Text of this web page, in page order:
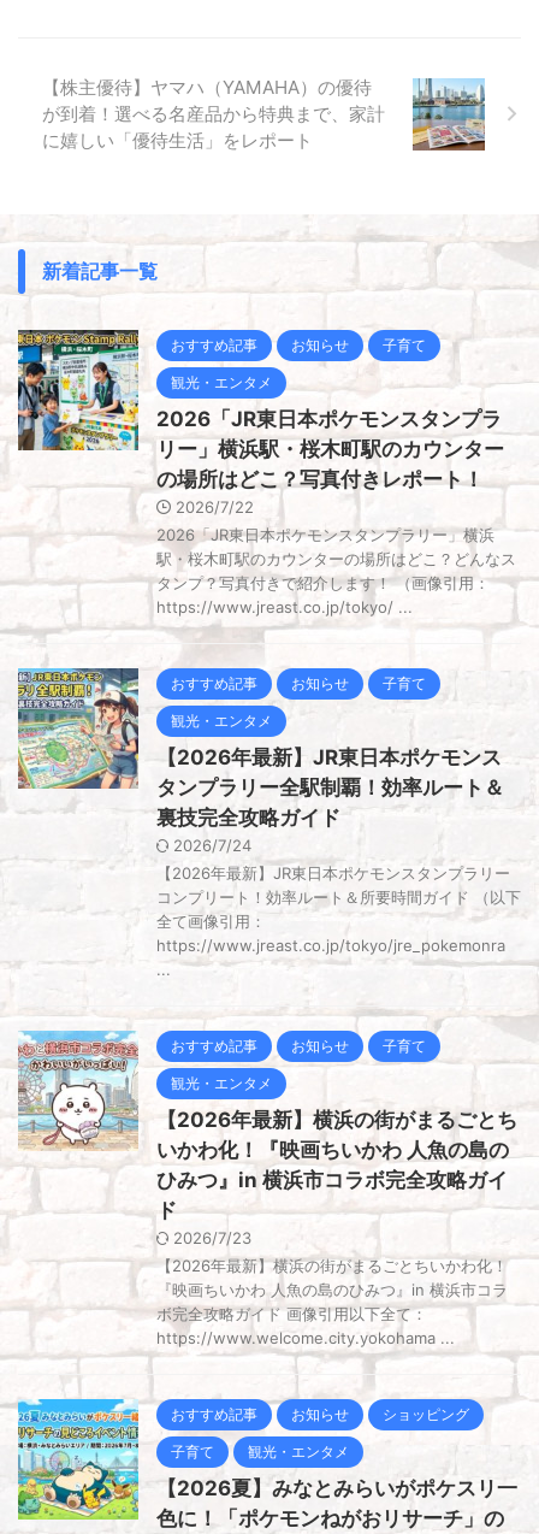
【株主優待】ヤマハ（YAMAHA）の優待
が到着！選べる名産品から特典まで、家計
に嬉しい「優待生活」をレポート
新着記事一覧
おすすめ記事 お知らせ 子育て
観光・エンタメ
2026「JR東日本ポケモンスタンプラ
リー」横浜駅・桜木町駅のカウンター
の場所はどこ？写真付きレポート！
2026/7/22
2026「JR東日本ポケモンスタンプラリー」横浜
駅・桜木町駅のカウンターの場所はどこ？どんなス
タンプ？写真付きで紹介します！ （画像引用：
https://www.jreast.co.jp/tokyo/ ...
おすすめ記事 お知らせ 子育て
観光・エンタメ
【2026年最新】JR東日本ポケモンス
タンプラリー全駅制覇！効率ルート＆
裏技完全攻略ガイド
2026/7/24
【2026年最新】JR東日本ポケモンスタンプラリー
コンプリート！効率ルート＆所要時間ガイド （以下
全て画像引用：
https://www.jreast.co.jp/tokyo/jre_pokemonra
...
おすすめ記事 お知らせ 子育て
観光・エンタメ
【2026年最新】横浜の街がまるごとち
いかわ化！『映画ちいかわ 人魚の島の
ひみつ』in 横浜市コラボ完全攻略ガイ
ド
2026/7/23
【2026年最新】横浜の街がまるごとちいかわ化！
『映画ちいかわ 人魚の島のひみつ』in 横浜市コラ
ボ完全攻略ガイド 画像引用以下全て：
https://www.welcome.city.yokohama ...
おすすめ記事 お知らせ ショッピング
子育て 観光・エンタメ
【2026夏】みなとみらいがポケスリ一
色に！「ポケモンねがおリサーチ」の